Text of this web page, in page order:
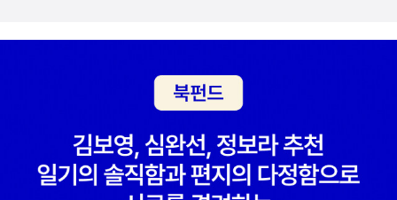
불과 어제(...) 구매할 뻔 한 온다 리쿠의 [나와 춤을]. 뭐, 온다 리쿠니
뭐, [한낮의 달을 쫓다]도 그랬다가 이제 살 예정인 걸 뭐. 히히.
캬, 꾸준히 열심히 읽고 또 꾸준히 출간되고 있는 에드 맥베인의 87
분서 시리즈. [사기꾼]에서 깜찍한 표지를 자랑하는 후속권도 나왔지
만, 그것도 신청해뒀지롱. 그건 5월 신청분이라 아직 처리가 안 되고
있는 듯하다. 표지 속 그림이 뭔가 예전에 꽤 돌아다녔던 유명한 외국